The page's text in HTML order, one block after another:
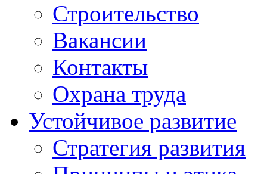
Строительство
Вакансии
Контакты
Охрана труда
Устойчивое развитие
Стратегия развития